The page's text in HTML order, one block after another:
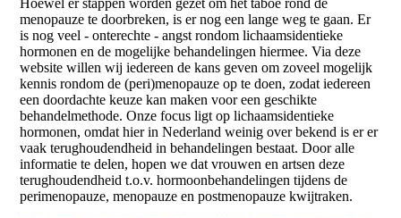
Hoewel er stappen worden gezet om het taboe rond de
menopauze te doorbreken, is er nog een lange weg te gaan. Er
is nog veel - onterechte - angst rondom lichaamsidentieke
hormonen en de mogelijke behandelingen hiermee. Via deze
website willen wij iedereen de kans geven om zoveel mogelijk
kennis rondom de (peri)menopauze op te doen, zodat iedereen
een doordachte keuze kan maken voor een geschikte
behandelmethode. Onze focus ligt op lichaamsidentieke
hormonen, omdat hier in Nederland weinig over bekend is er er
vaak terughoudendheid in behandelingen bestaat. Door alle
informatie te delen, hopen we dat vrouwen en artsen deze
terughoudendheid t.o.v. hormoonbehandelingen tijdens de
perimenopauze, menopauze en postmenopauze kwijtraken.